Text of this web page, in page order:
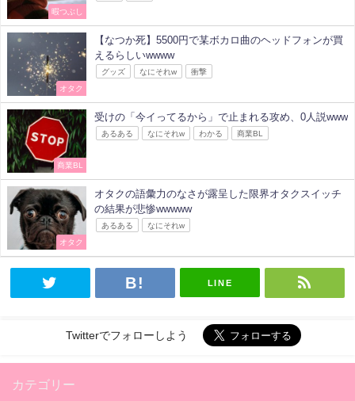
暇つぶし
オタク
【なつか死】5500円で某ボカロ曲のヘッドフォンが買
えるらしいwwww
グッズ なにそれw 衝撃
商業BL
受けの「今イってるから」で止まれる攻め、0人説www
あるある なにそれw わかる 商業BL
オタク
オタクの語彙力のなさが露呈した限界オタクスイッチ
の結果が悲惨wwwww
あるある なにそれw
LINE
Twitterでフォローしよう
カテゴリー